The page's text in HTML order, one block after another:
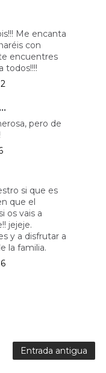
Me encanta
con
encuentres
todos!!!!
pero de
si que es
que el
os vais a
jejeje.
y a disfrutar a
la familia.
Entrada antigua